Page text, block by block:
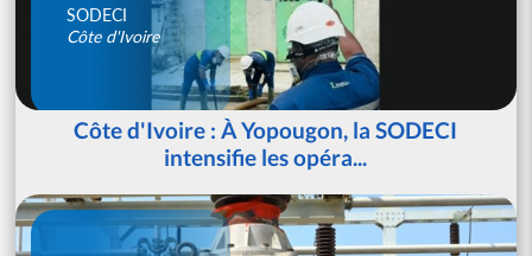
SODECI
Côte d'Ivoire
Côte d'Ivoire : À Yopougon, la SODECI
intensifie les opéra...